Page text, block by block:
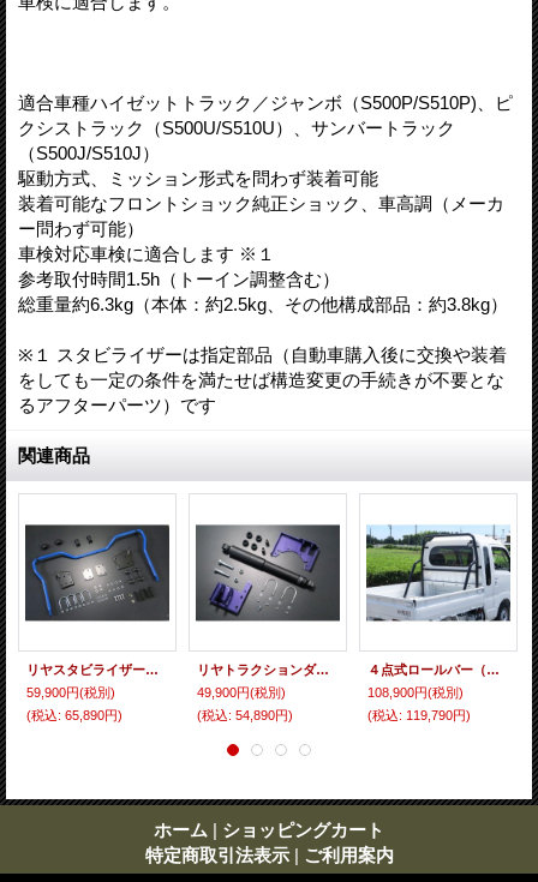
適合車種ハイゼットトラック／ジャンボ（S500P/S510P)、ピ
クシストラック（S500U/S510U）、サンバートラック
（S500J/S510J）
駆動方式、ミッション形式を問わず装着可能
装着可能なフロントショック純正ショック、車高調（メーカ
ー問わず可能）
車検対応車検に適合します ※１
参考取付時間1.5h（トーイン調整含む）
総重量約6.3kg（本体：約2.5kg、その他構成部品：約3.8kg）
※１ スタビライザーは指定部品（自動車購入後に交換や装着
をしても一定の条件を満たせば構造変更の手続きが不要とな
るアフターパーツ）です
関連商品
リヤスタビライザーセット ハイゼットトラック／ジャンボ(S500P/S510P)用
59,900円(税別)
(税込: 65,890円)
リヤトラクションダンパーセット ハイゼットトラック／ジャンボ(S500P/S510P)用
49,900円(税別)
(税込: 54,890円)
４点式ロールバー（タイプＢ２） ハイゼットジャンボ(S500P/S510P)専用
108,900円(税別)
(税込: 119,790円)
ホーム | ショッピングカート
特定商取引法表示 | ご利用案内